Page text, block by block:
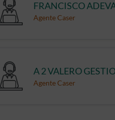
FRANCISCO
Agente Caser
A 2 VALERO
Agente Caser